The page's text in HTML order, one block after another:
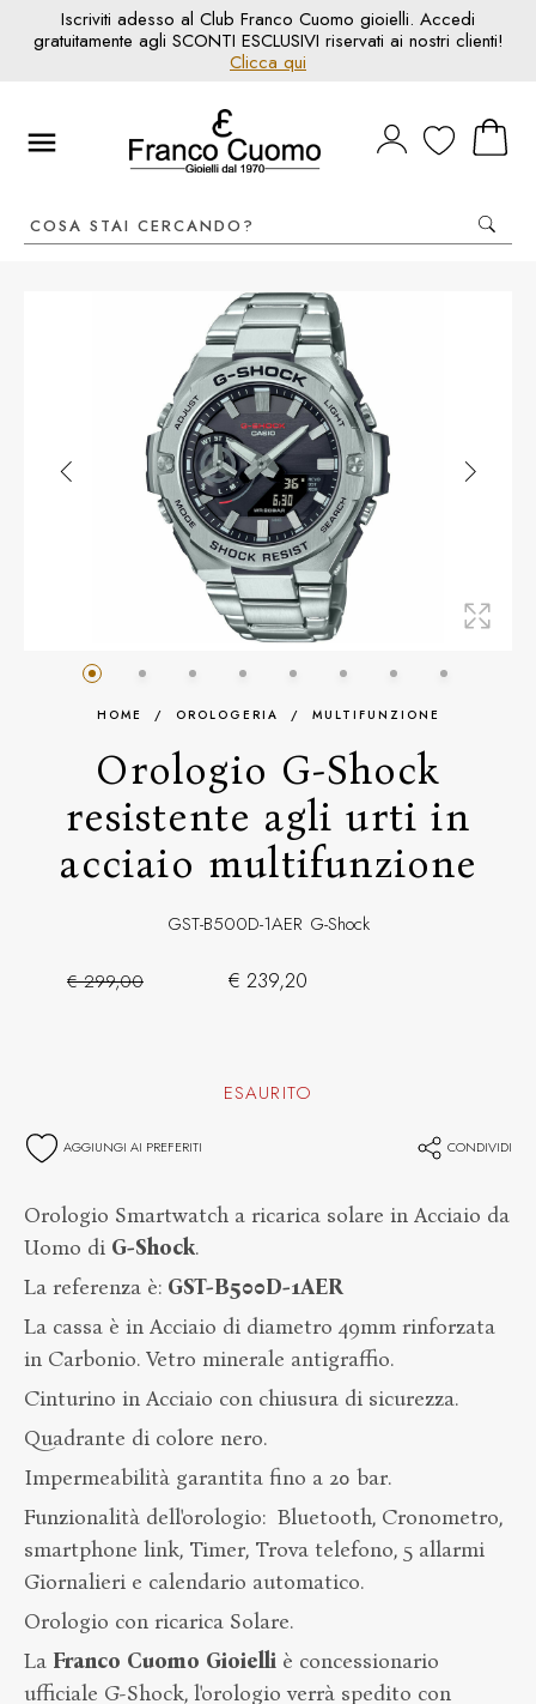
Iscriviti adesso al Club Franco Cuomo gioielli. Accedi
gratuitamente agli SCONTI ESCLUSIVI riservati ai nostri clienti!
Clicca qui
HOME / OROLOGERIA / MULTIFUNZIONE
Orologio G-Shock
resistente agli urti in
acciaio multifunzione
GST-B500D-1AER G-Shock
€ 299,00 € 239,20
ESAURITO
AGGIUNGI AI PREFERITI CONDIVIDI
Orologio Smartwatch a ricarica solare in Acciaio da
Uomo di G-Shock.
La referenza è: GST-B500D-1AER
La cassa è in Acciaio di diametro 49mm rinforzata
in Carbonio. Vetro minerale antigraffio.
Cinturino in Acciaio con chiusura di sicurezza.
Quadrante di colore nero.
Impermeabilità garantita fino a 20 bar.
Funzionalità dell'orologio: Bluetooth, Cronometro,
smartphone link, Timer, Trova telefono, 5 allarmi
Giornalieri e calendario automatico.
Orologio con ricarica Solare.
La Franco Cuomo Gioielli è concessionario
ufficiale G-Shock, l'orologio verrà spedito con